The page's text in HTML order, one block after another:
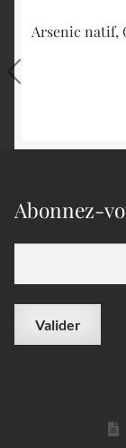
Arsenic natif,
Abonnez-